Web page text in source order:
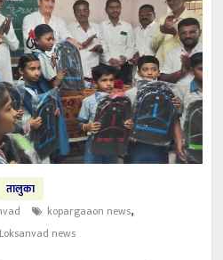
तालुका
kopargaaon news,
Loksanvad news